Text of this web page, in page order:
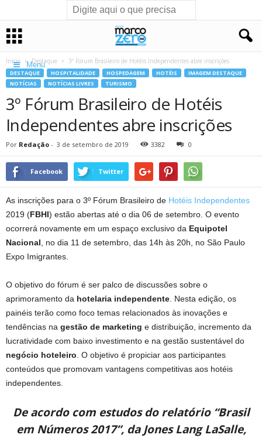
Menu
Início Destaque 3º Fórum Brasileiro de Hotéis Independentes abre inscrições
DESTAQUE HOSPITALIDADE HOSPEDAGEM HOTÉIS
IMAGEM DESTAQUE
NOTÍCIAS
NOTÍCIAS LIVRES TURISMO
3º Fórum Brasileiro de Hotéis
Independentes abre inscrições
Por Redação - 3 de setembro de 2019 3382 0
Facebook Twitter
As inscrições para o 3º Fórum Brasileiro de Hotéis Independentes
2019 (FBHI) estão abertas até o dia 06 de setembro. O evento
ocorrerá novamente em um espaço exclusivo da Equipotel
Nacional , no dia 11 de setembro, das 14h às 20h, no São Paulo
Expo Imigrantes.
O objetivo do fórum é ser palco de discussões sobre o
aprimoramento da hotelaria independente . Nesta edição, os
painéis terão como foco temas relacionados às inovações e
tendências na gestão de marketing e distribuição, incremento da
lucratividade com baixo investimento e na gestão sustentável do
negócio hoteleiro . O objetivo é propiciar aos participantes
conteúdos que promovam vantagens competitivas aos hotéis
independentes.
De acordo com estudos do relatório “Brasil
em Números 2017”, da Jones Lang LaSalle,